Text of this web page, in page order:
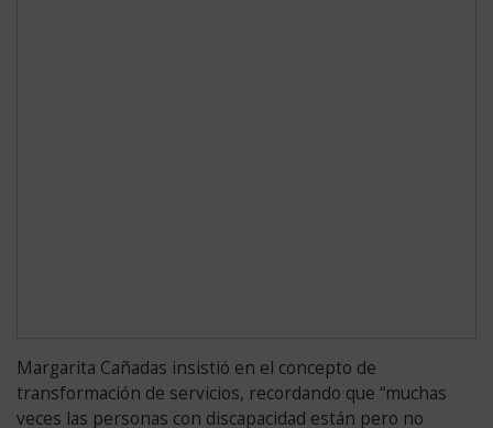
Margarita Cañadas insistió en el concepto de
transformación de servicios, recordando que “muchas
veces las personas con discapacidad están pero no